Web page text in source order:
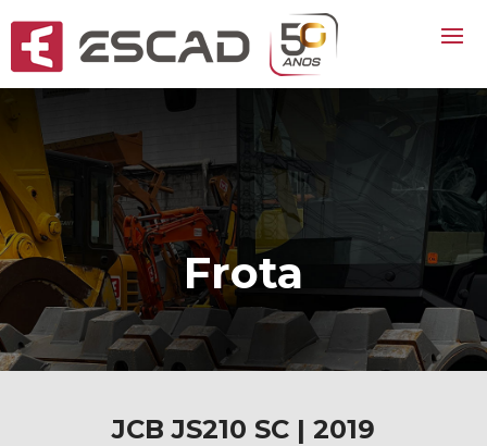
Frota
JCB JS210 SC | 2019